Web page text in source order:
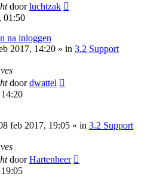
doorluchtzak
01:50
na inloggen
2017, 14:20 » in 3.2 Support
doordwattel
feb 2017, 19:05 » in 3.2 Support
doorHartenheer